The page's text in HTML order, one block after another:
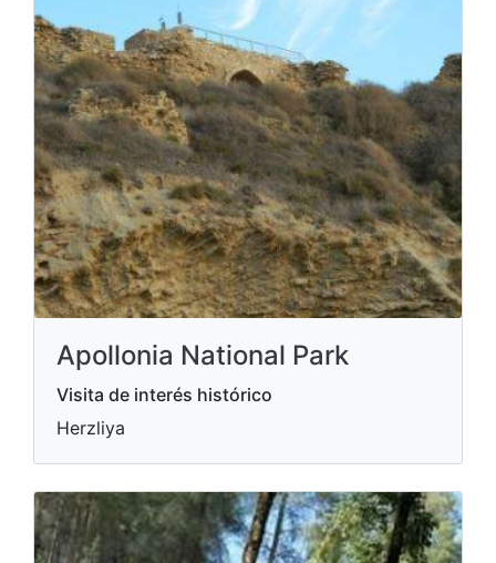
Apollonia National Park
Visita de interés histórico
Herzliya